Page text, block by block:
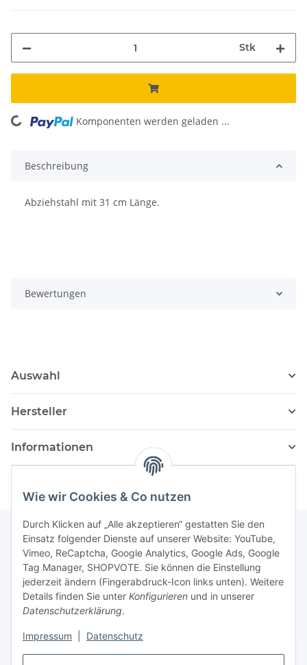
Wie wir Cookies & Co nutzen
Durch Klicken auf „Alle akzeptieren“ gestatten Sie den
Einsatz folgender Dienste auf unserer Website: YouTube,
Vimeo, ReCaptcha, Google Analytics, Google Ads, Google
Tag Manager, SHOPVOTE. Sie können die Einstellung
jederzeit ändern (Fingerabdruck-Icon links unten). Weitere
Details finden Sie unter Konfigurieren und in unserer
Datenschutzerklärung.
Impressum Datenschutz
Stk
Loading... Komponenten werden geladen ...
Beschreibung
Abziehstahl mit 31 cm Länge.
Bewertungen
Auswahl
Hersteller
Informationen
Newsletter Abonnieren
Bitte senden Sie mir entsprechend Ihrer
Datenschutzerklärung
regelmäßig und jederzeit widerruflich
Informationen zu Ihrem Produktsortiment per E-Mail zu.
Abonnieren